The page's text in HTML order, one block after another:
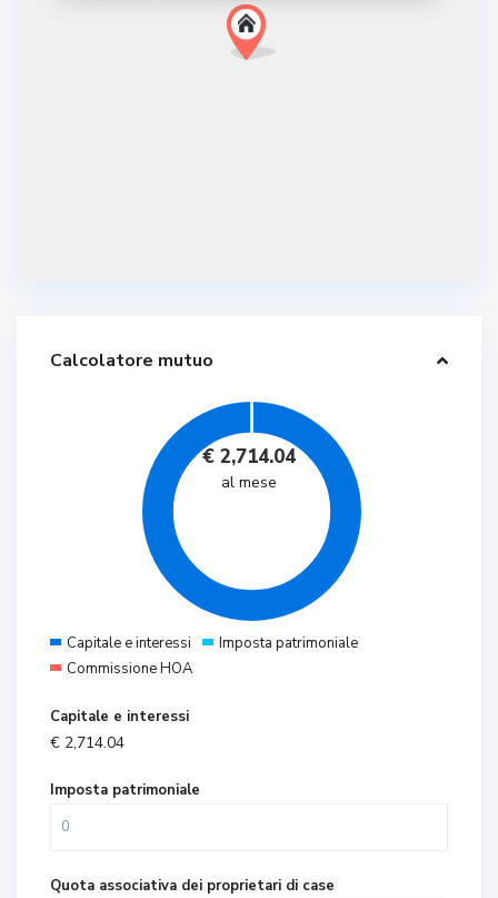
Calcolatore mutuo
€ 2,714.04
al mese
Capitale e interessi
Imposta patrimoniale
Commissione HOA
Capitale e interessi
€ 2,714.04
Imposta patrimoniale
Quota associativa dei proprietari di case